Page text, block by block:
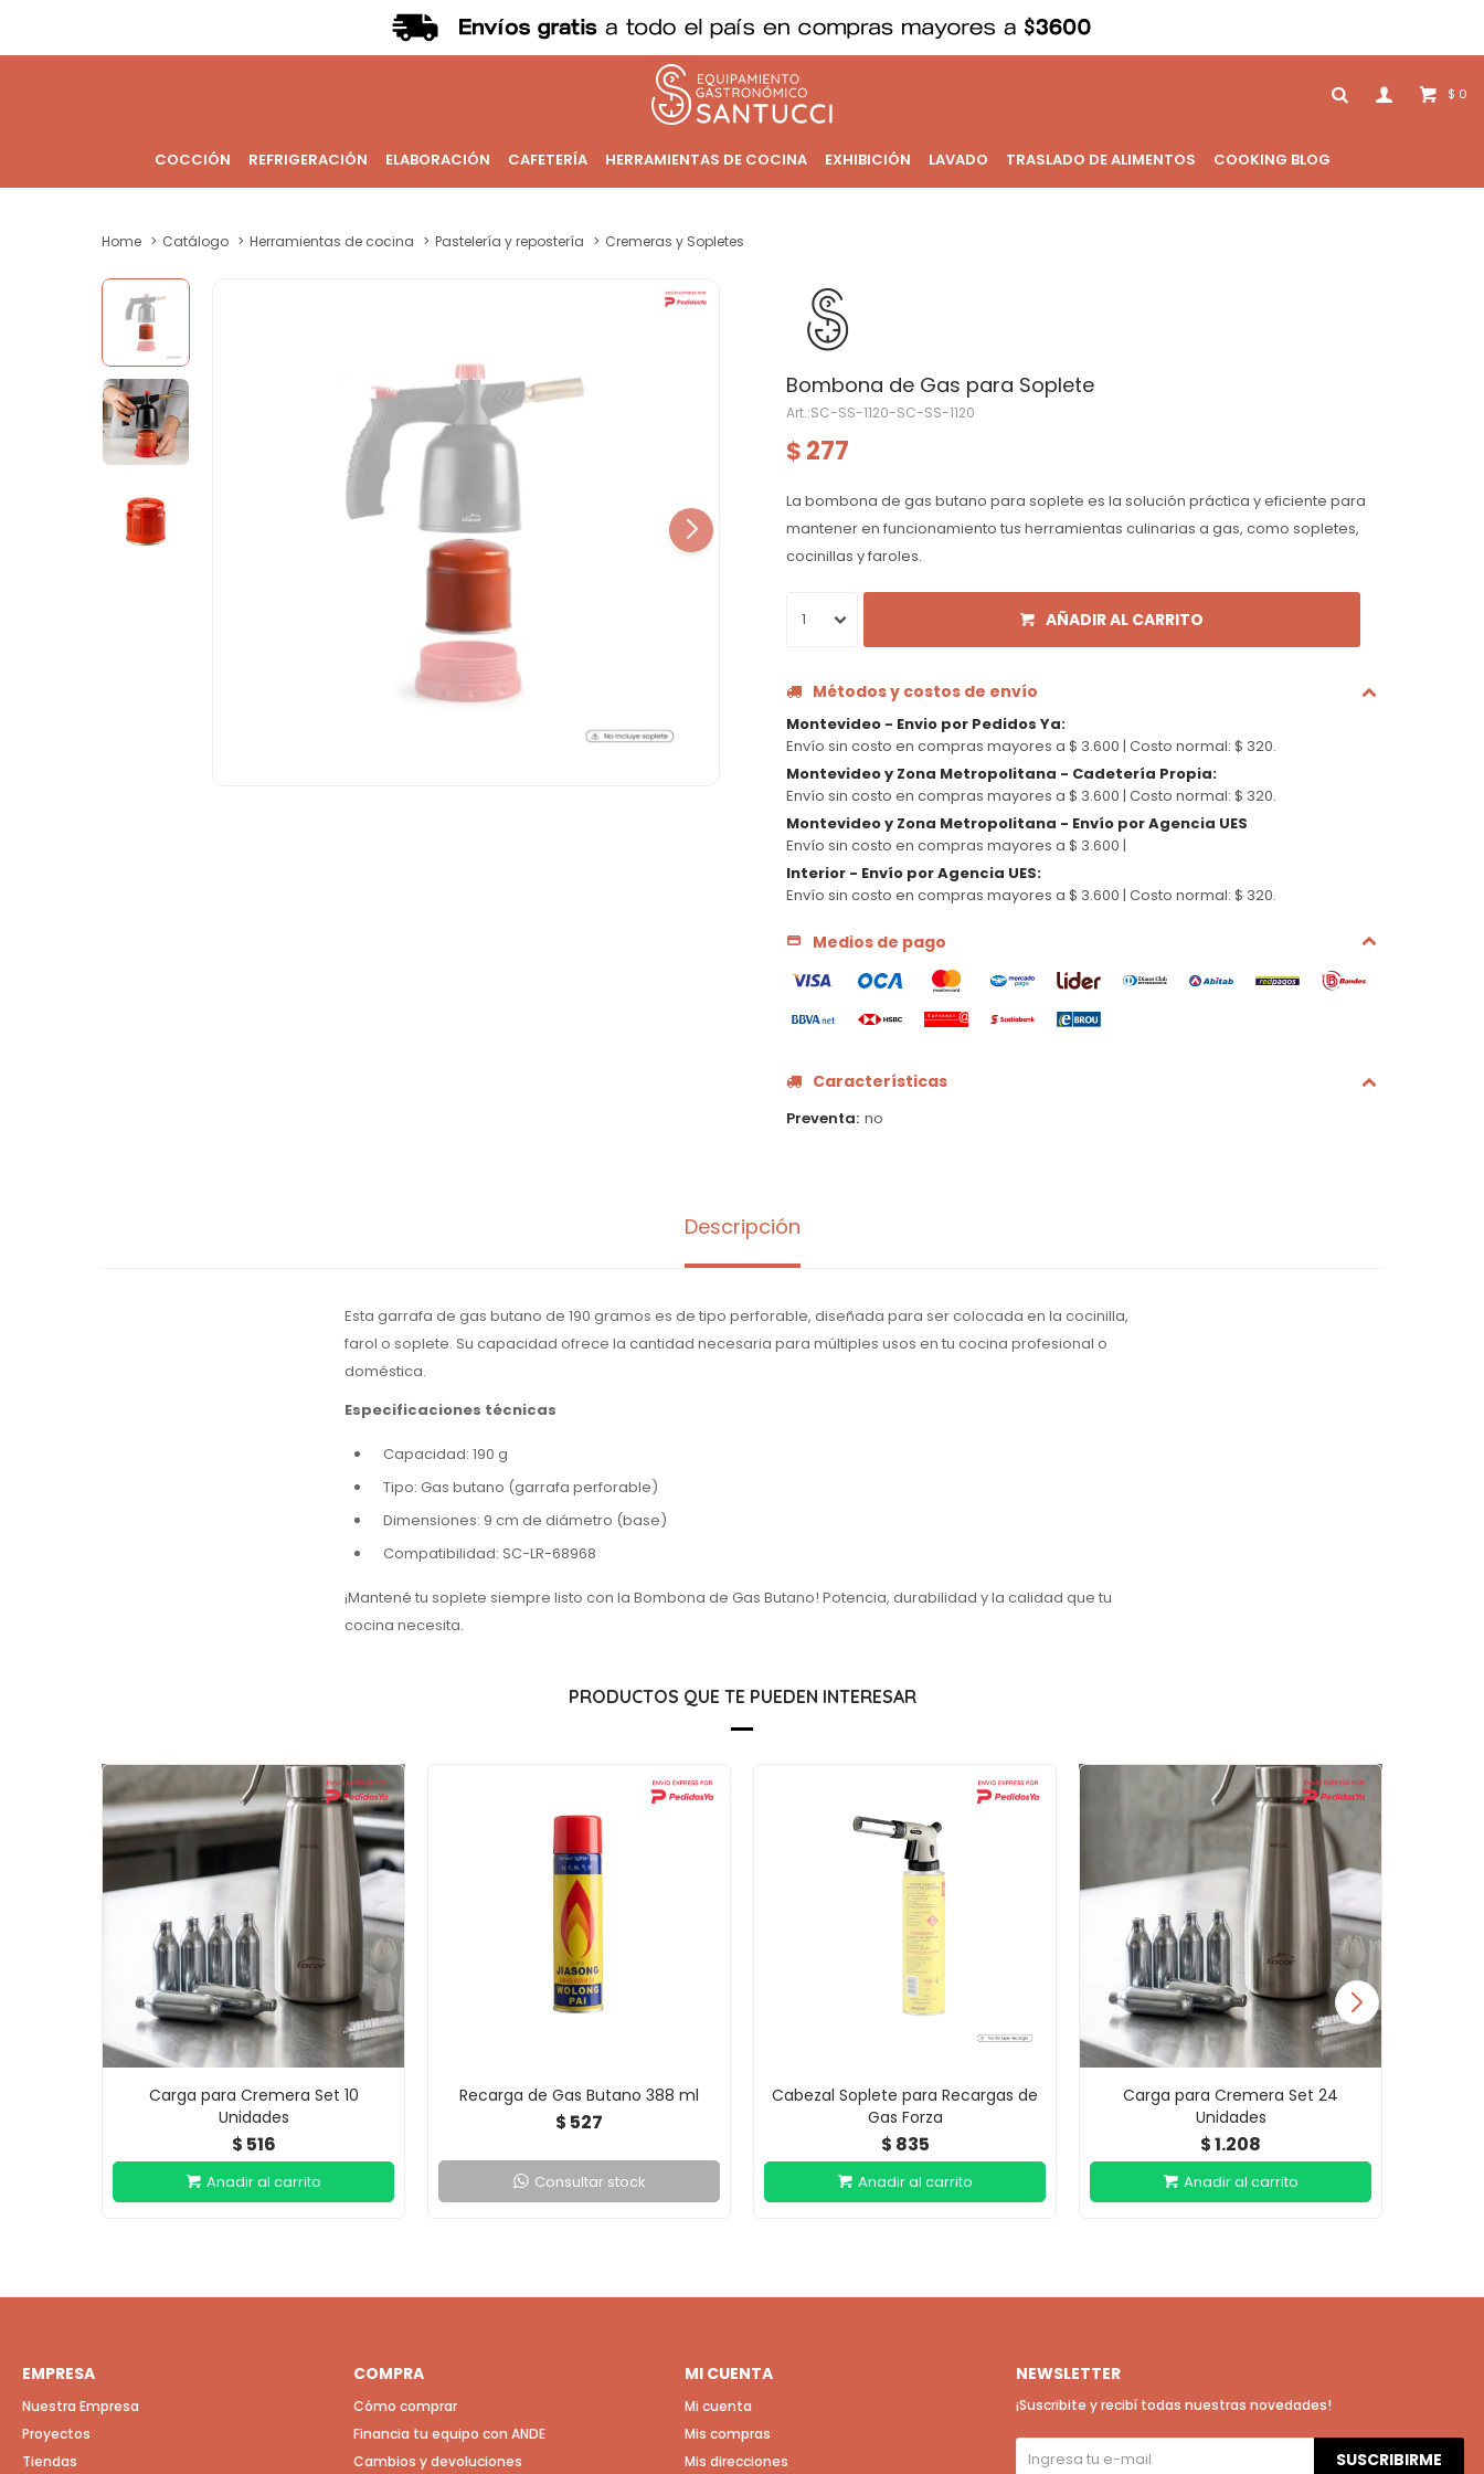
COCCIÓN REFRIGERACIÓN ELABORACIÓN CAFETERÍA HERRAMIENTAS DE COCINA EXHIBICIÓN LAVADO TRASLADO DE ALIMENTOS COOKING BLOG
$ 0
Home Catálogo Herramientas de cocina Pastelería y repostería Cremeras y Sopletes
Bombona de Gas para Soplete
SC-SS-1120-SC-SS-1120
$ 277
La bombona de gas butano para soplete es la solución práctica y eficiente para
mantener en funcionamiento tus herramientas culinarias a gas, como sopletes,
cocinillas y faroles.
1 AÑADIR AL CARRITO
Métodos y costos de envío
Montevideo - Envio por Pedidos Ya:
Envío sin costo en compras mayores a $ 3.600 | Costo normal: $ 320.
Montevideo y Zona Metropolitana - Cadetería Propia:
Envío sin costo en compras mayores a $ 3.600 | Costo normal: $ 320.
Montevideo y Zona Metropolitana - Envío por Agencia UES
Envío sin costo en compras mayores a $ 3.600 |
Interior - Envío por Agencia UES:
Envío sin costo en compras mayores a $ 3.600 | Costo normal: $ 320.
Medios de pago
Características
Preventa no
Descripción
Esta garrafa de gas butano de 190 gramos es de tipo perforable, diseñada para ser colocada en la cocinilla,
farol o soplete. Su capacidad ofrece la cantidad necesaria para múltiples usos en tu cocina profesional o
doméstica.
Especificaciones técnicas
Capacidad: 190 g
Tipo: Gas butano (garrafa perforable)
Dimensiones: 9 cm de diámetro (base)
Compatibilidad: SC-LR-68968
¡Mantené tu soplete siempre listo con la Bombona de Gas Butano! Potencia, durabilidad y la calidad que tu
cocina necesita.
PRODUCTOS QUE TE PUEDEN INTERESAR
Carga para Cremera Set 10
Unidades
$ 516
Recarga de Gas Butano 388 ml
$ 527
Consultar stock
Cabezal Soplete para Recargas de
Gas Forza
$ 835
Carga para Cremera Set 24
Unidades
$1.208
EMPRESA
Nuestra Empresa
Proyectos
Tiendas
COMPRA
Cómo comprar
Financia tu equipo con ANDE
Cambios y devoluciones
MI CUENTA
Mi cuenta
Mis compras
Mis direcciones
NEWSLETTER
¡Suscribite y recibí todas nuestras novedades!
SUSCRIBIRME